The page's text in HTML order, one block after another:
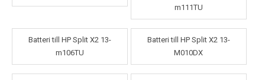
m111TU
Batteri till HP Split X2 13-
m106TU
Batteri till HP Split X2 13-
M010DX